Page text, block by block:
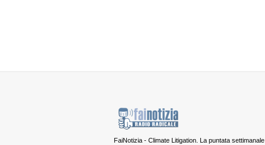
FaiNotizia - Climate Litigation. La puntata settimanale